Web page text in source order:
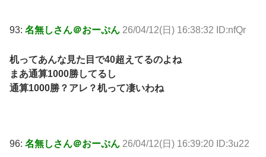
93: 名無しさん＠おーぷん 26/04/12(日) 16:38:32 ID:nfQr
机ってあんな見た目で40超えてるのよね
まあ通算1000勝してるし
通算1000勝？アレ？机って凄いわね
96: 名無しさん＠おーぷん 26/04/12(日) 16:39:20 ID:3u22